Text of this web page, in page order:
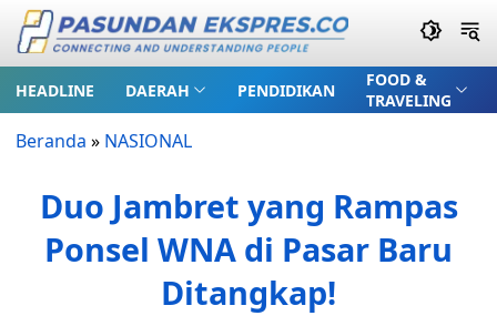
HEADLINE DAERAH PENDIDIKAN
FOOD &
TRAVELING
Beranda » NASIONAL
Duo Jambret yang Rampas
Ponsel WNA di Pasar Baru
Ditangkap!